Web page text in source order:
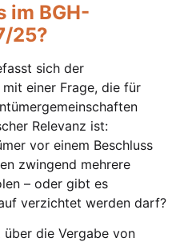
im BGH-
25?
sich der
einer Frage, die für
Relevanz ist:
vor einem Beschluss
zwingend mehrere
– oder gibt es
verzichtet werden darf?
die Vergabe von